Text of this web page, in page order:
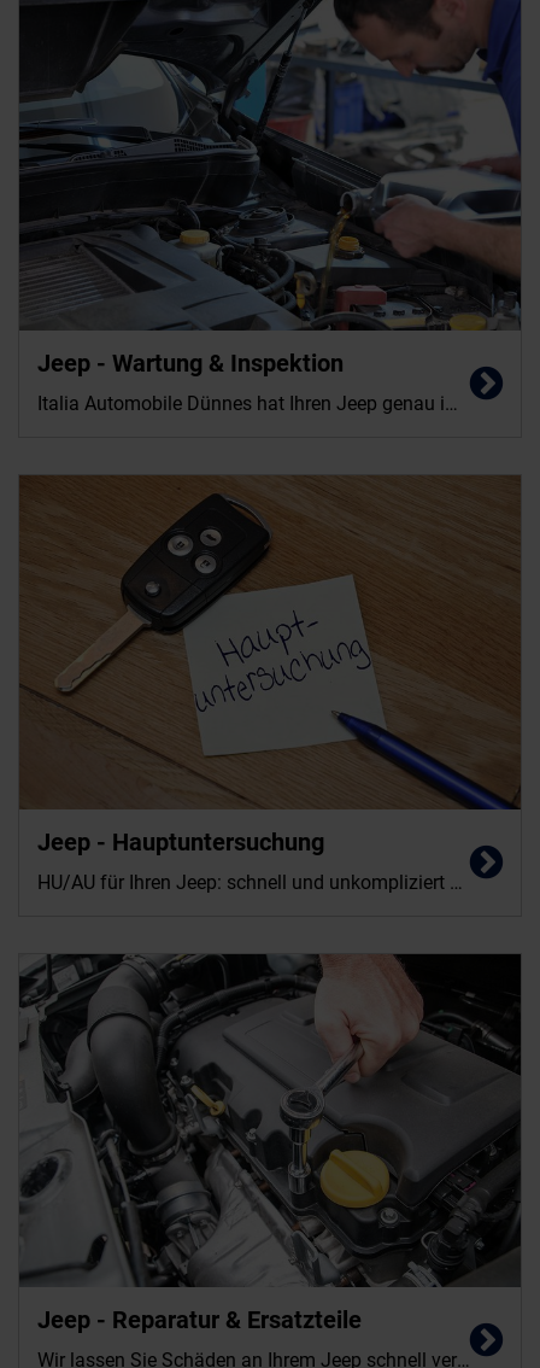
Jeep - Wartung & Inspektion
Italia Automobile Dünnes hat Ihren Jeep genau im Blick
Jeep - Hauptuntersuchung
HU/AU für Ihren Jeep: schnell und unkompliziert bei Italia Automobile Dünnes.
Jeep - Reparatur & Ersatzteile
Wir lassen Sie Schäden an Ihrem Jeep schnell vergessen